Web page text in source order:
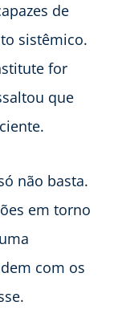
de
sistêmico.
for
que
não basta.
em torno
com os